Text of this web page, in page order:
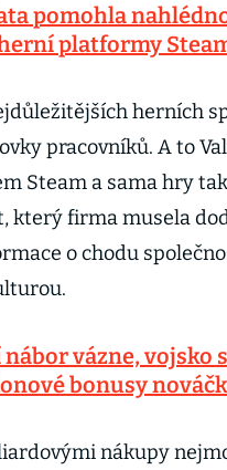
pomohla
platformy
herních
pracovníků. A to
Steam a sama hry
který firma musela
o chodu
vázne, vojsko
bonusy
nákupy